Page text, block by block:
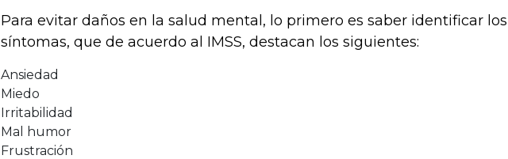
Para evitar daños en la salud mental, lo primero es saber identificar los
síntomas, que de acuerdo al IMSS, destacan los siguientes:
Ansiedad
Miedo
Irritabilidad
Mal humor
Frustración